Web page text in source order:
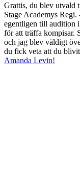
Grattis, du blev utvald
Stage Academys
egentligen till audition
för att träffa kompisar.
och jag blev väldigt
du fick veta att du
Amanda Levin!